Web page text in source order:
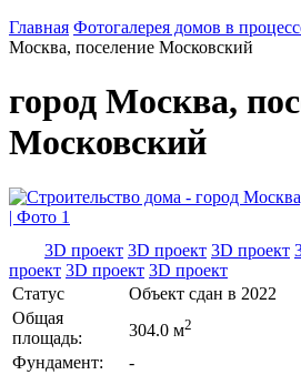
Главная Фотогалерея домов в
Москва, поселение Московский
город Москва,
Московский
3D проект 3D проект 3D проект
проект 3D проект 3D проект
Статус
Объект сдан в 2022
Общая
площадь:
304.0 м2
Фундамент:
-